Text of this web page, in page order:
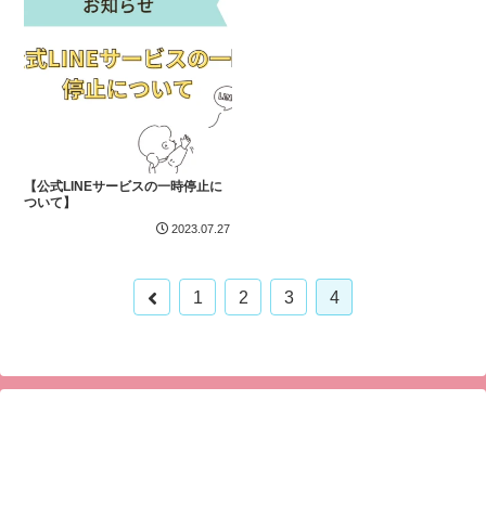
【公式LINEサービスの一時停止に
ついて】
2023.07.27
前
1 2 3 4